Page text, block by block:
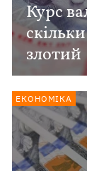
Курс
злотий
ЕКОНОМІКА